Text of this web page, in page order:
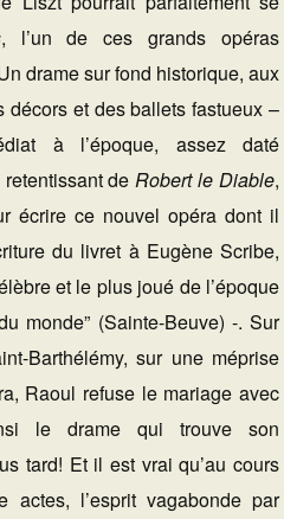
, l’un de ces grands opéras
drame sur fond historique, aux
et des ballets fastueux –
à l’époque, assez daté
retentissant deRobert le Diable,
écrire ce nouvel opéra dont il
du livret à Eugène Scribe,
et le plus joué de l’époque
monde” (Sainte-Beuve) -. Sur
Barthélémy, sur une méprise
Raoul refuse le mariage avec
le drame qui trouve son
tard! Et il est vrai qu’au cours
actes, l’esprit vagabonde par